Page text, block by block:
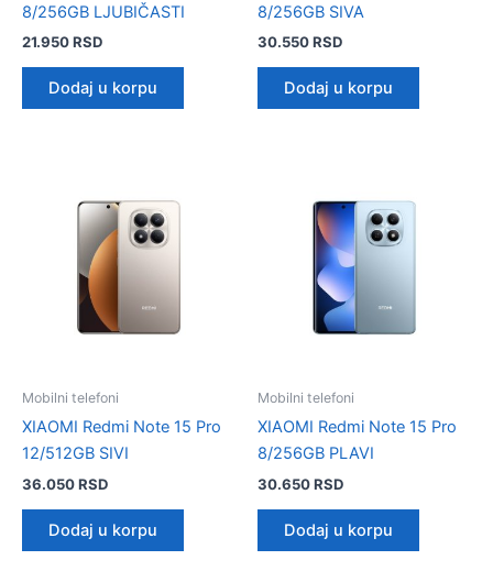
8/256GB LJUBIČASTI
21.950RSD
Dodaj u korpu
8/256GB SIVA
30.550RSD
Dodaj u korpu
Mobilni telefoni
XIAOMI Redmi Note 15 Pro
12/512GB SIVI
36.050RSD
Dodaj u korpu
Mobilni telefoni
XIAOMI Redmi Note 15 Pro
8/256GB PLAVI
30.650RSD
Dodaj u korpu